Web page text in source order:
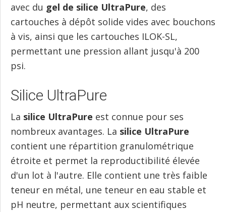
avec du gel de silice UltraPure, des
cartouches à dépôt solide vides avec bouchons
à vis, ainsi que les cartouches ILOK-SL,
permettant une pression allant jusqu'à 200
psi.
Silice UltraPure
La silice UltraPure est connue pour ses
nombreux avantages. La silice UltraPure
contient une répartition granulométrique
étroite et permet la reproductibilité élevée
d'un lot à l'autre. Elle contient une très faible
teneur en métal, une teneur en eau stable et
pH neutre, permettant aux scientifiques